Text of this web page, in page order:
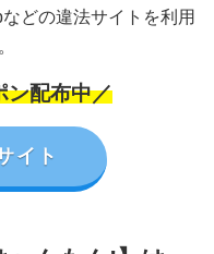
どの違法サイトを利用
ン配布中／
イト